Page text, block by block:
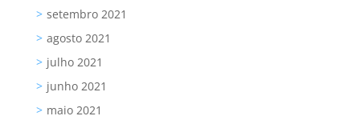
setembro 2021
agosto 2021
julho 2021
junho 2021
maio 2021